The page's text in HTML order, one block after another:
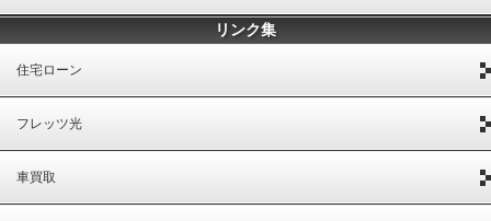
リンク集
住宅ローン
フレッツ光
車買取